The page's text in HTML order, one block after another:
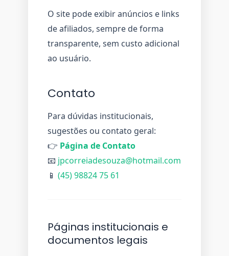
O site pode exibir anúncios e links
de afiliados, sempre de forma
transparente, sem custo adicional
ao usuário.
Contato
Para dúvidas institucionais,
sugestões ou contato geral:
👉 Página de Contato
📧 jpcorreiadesouza@hotmail.com
📱 (45) 98824 75 61
Páginas institucionais e
documentos legais